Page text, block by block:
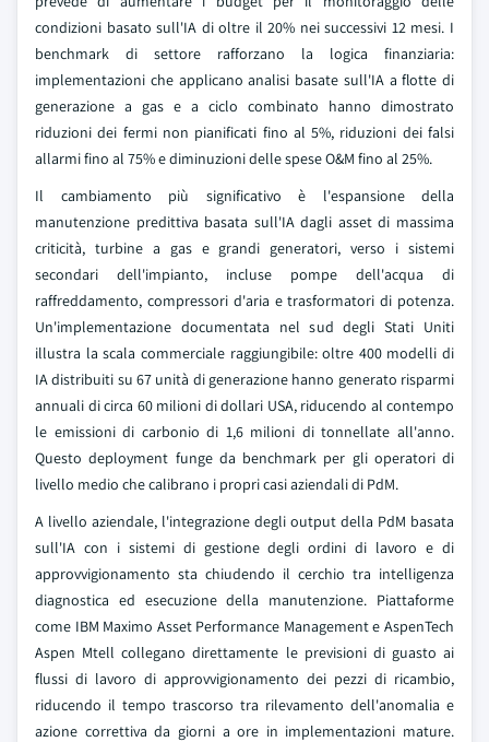
condizioni basato sull'IA di oltre il 20% nei successivi 12 mesi. I
benchmark di settore rafforzano la logica finanziaria:
implementazioni che applicano analisi basate sull'IA a flotte di
generazione a gas e a ciclo combinato hanno dimostrato
riduzioni dei fermi non pianificati fino al 5%, riduzioni dei falsi
allarmi fino al 75% e diminuzioni delle spese O&M fino al 25%.
Il cambiamento più significativo è l'espansione della
manutenzione predittiva basata sull'IA dagli asset di massima
criticità, turbine a gas e grandi generatori, verso i sistemi
secondari dell'impianto, incluse pompe dell'acqua di
raffreddamento, compressori d'aria e trasformatori di potenza.
Un'implementazione documentata nel sud degli Stati Uniti
illustra la scala commerciale raggiungibile: oltre 400 modelli di
IA distribuiti su 67 unità di generazione hanno generato risparmi
annuali di circa 60 milioni di dollari USA, riducendo al contempo
le emissioni di carbonio di 1,6 milioni di tonnellate all'anno.
Questo deployment funge da benchmark per gli operatori di
livello medio che calibrano i propri casi aziendali di PdM.
A livello aziendale, l'integrazione degli output della PdM basata
sull'IA con i sistemi di gestione degli ordini di lavoro e di
approvvigionamento sta chiudendo il cerchio tra intelligenza
diagnostica ed esecuzione della manutenzione. Piattaforme
come IBM Maximo Asset Performance Management e AspenTech
Aspen Mtell collegano direttamente le previsioni di guasto ai
flussi di lavoro di approvvigionamento dei pezzi di ricambio,
riducendo il tempo trascorso tra rilevamento dell'anomalia e
azione correttiva da giorni a ore in implementazioni mature.